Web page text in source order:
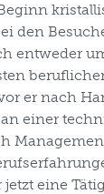
den
entweder
er nach
einer
eine